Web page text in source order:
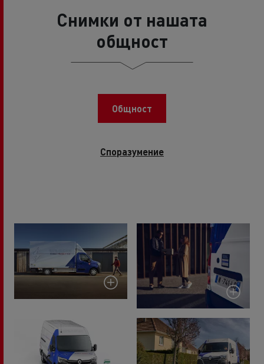
Снимки от нашата
общност
Общност
Споразумение